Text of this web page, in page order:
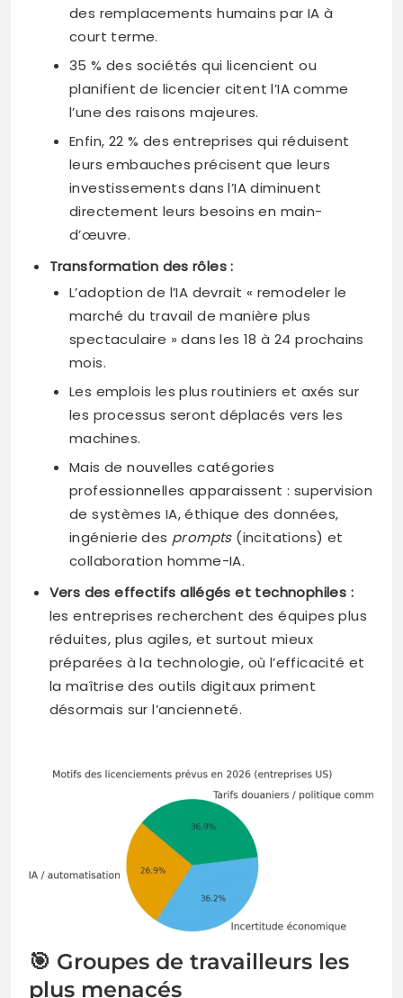
des remplacements humains par IA à
court terme.
35 % des sociétés qui licencient ou
planifient de licencier citent l’IA comme
l’une des raisons majeures.
Enfin, 22 % des entreprises qui réduisent
leurs embauches précisent que leurs
investissements dans l’IA diminuent
directement leurs besoins en main-
d’œuvre.
Transformation des rôles :
L’adoption de l’IA devrait « remodeler le
marché du travail de manière plus
spectaculaire » dans les 18 à 24 prochains
mois.
Les emplois les plus routiniers et axés sur
les processus seront déplacés vers les
machines.
Mais de nouvelles catégories
professionnelles apparaissent : supervision
de systèmes IA, éthique des données,
ingénierie des prompts(incitations) et
collaboration homme-IA.
Vers des effectifs allégés et technophiles :
les entreprises recherchent des équipes plus
réduites, plus agiles, et surtout mieux
préparées à la technologie, où l’efficacité et
la maîtrise des outils digitaux priment
désormais sur l’ancienneté.
🎯 Groupes de travailleurs les
plus menacés